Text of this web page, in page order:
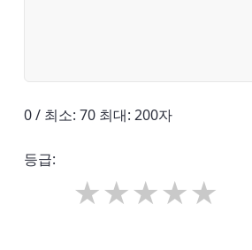
0 / 최소: 70 최대: 200자
등급: